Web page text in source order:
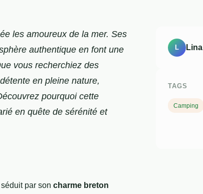
les amoureux de la mer. Ses
authentique en font une
vous recherchiez des
en pleine nature,
pourquoi cette
en quête de sérénité et
par son charme breton
L Lina
TAGS
Camping